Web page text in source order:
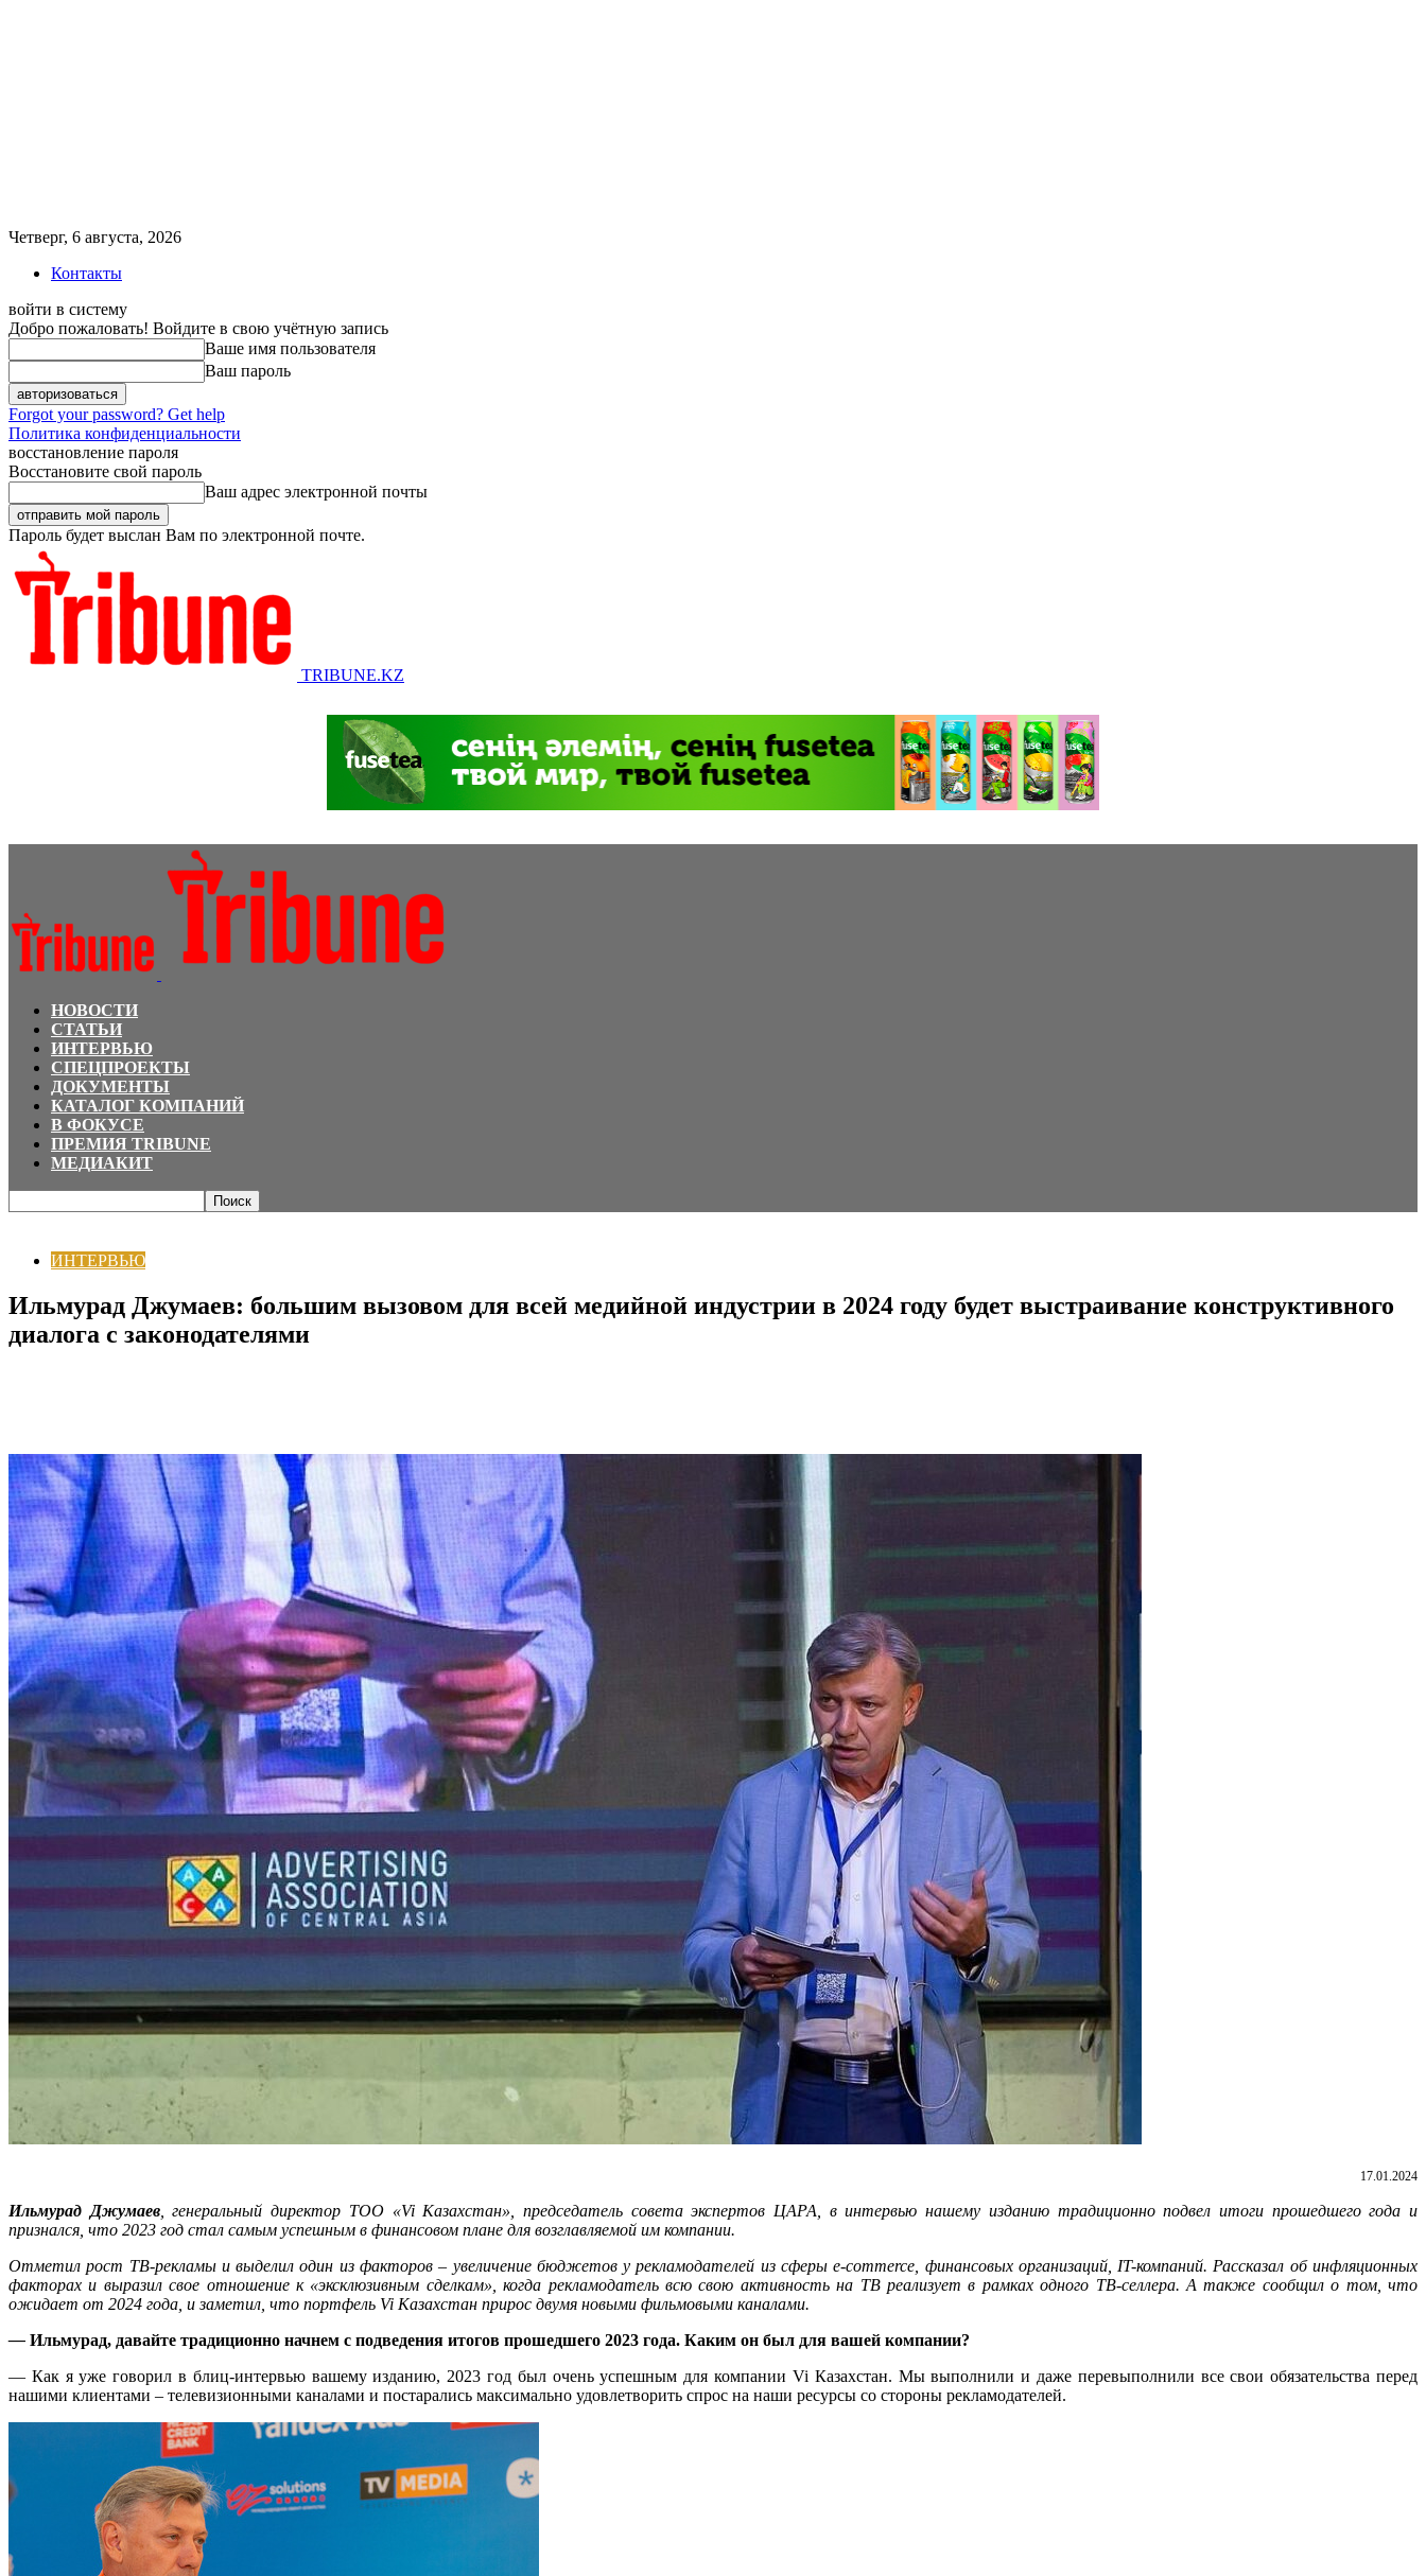
Четверг, 6 августа, 2026
Контакты
войти в систему
Добро пожаловать! Войдите в свою учётную запись
Ваше имя пользователя
Ваш пароль
Forgot your password? Get help
Политика конфиденциальности
восстановление пароля
Восстановите свой пароль
Ваш адрес электронной почты
Пароль будет выслан Вам по электронной почте.
TRIBUNE.KZ
НОВОСТИ
СТАТЬИ
ИНТЕРВЬЮ
СПЕЦПРОЕКТЫ
ДОКУМЕНТЫ
КАТАЛОГ КОМПАНИЙ
В ФОКУСЕ
ПРЕМИЯ TRIBUNE
МЕДИАКИТ
ИНТЕРВЬЮ
Ильмурад Джумаев: большим вызовом для всей медийной индустрии в 2024 году будет выстраивание конструктивного
диалога с законодателями
17.01.2024
Ильмурад Джумаев, генеральный директор ТОО «Vi Казахстан», председатель совета экспертов ЦАРА, в интервью нашему изданию традиционно подвел итоги прошедшего года и
признался, что 2023 год стал самым успешным в финансовом плане для возглавляемой им компании.
Отметил рост ТВ-рекламы и выделил один из факторов – увеличение бюджетов у рекламодателей из сферы e-commerce, финансовых организаций, IT-компаний. Рассказал об инфляционных
факторах и выразил свое отношение к «эксклюзивным сделкам», когда рекламодатель всю свою активность на ТВ реализует в рамках одного ТВ-селлера. А также сообщил о том, что
ожидает от 2024 года, и заметил, что портфель Vi Казахстан прирос двумя новыми фильмовыми каналами.
— Ильмурад, давайте традиционно начнем с подведения итогов прошедшего 2023 года. Каким он был для вашей компании?
— Как я уже говорил в блиц-интервью вашему изданию, 2023 год был очень успешным для компании Vi Казахстан. Мы выполнили и даже перевыполнили все свои обязательства перед
нашими клиентами – телевизионными каналами и постарались максимально удовлетворить спрос на наши ресурсы со стороны рекламодателей.